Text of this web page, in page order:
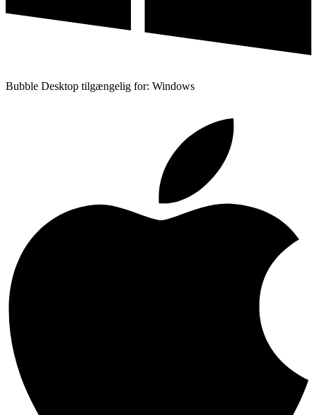
Bubble Desktop tilgængelig for: Windows